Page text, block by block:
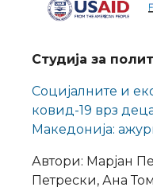
Студија за
Социјалните и
ковид-19 врз
Македонија:
Автори: Марјан
Петрески, Ана